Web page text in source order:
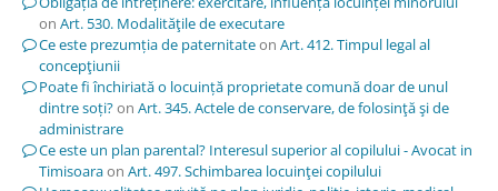
on Art. 530. Modalităţile de executare
Ce este prezumția de paternitateon Art. 412. Timpul legal al
concepţiunii
Poate fi închiriată o locuință proprietate comună doar de unul
dintre soți?on Art. 345. Actele de conservare, de folosinţă şi de
administrare
Ce este un plan parental? Interesul superior al copilului - Avocat in
Timisoaraon Art. 497. Schimbarea locuinţei copilului